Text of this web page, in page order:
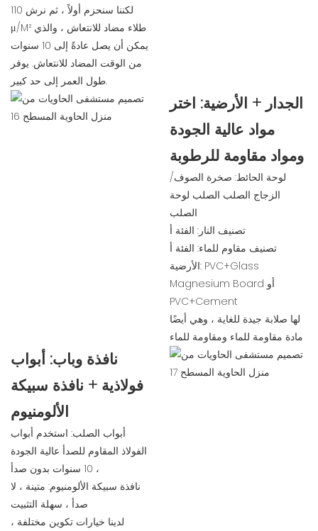
لكننا سنحزم أولاً ، ثم نرش 110
μ/M² طلاء مضاد للانتعاش ، والذي
يمكن أن يصل عادةً إلى 10 سنوات
من الوقت المضاد للانتعاش. يوفر
طول العمر إلى حد كبير.
الجدار + الأرضية: اختر
مواد عالية الجودة
ومواد مقاومة للرطوبة
لوحة الحائط: صخرة الصوف/
الزجاج الصلب الصلب لوحة
الصلب
تصنيف النار: الفئة أ
تصنيف مقاوم للماء: الفئة أ
الأرضية: PVC+Glass
Magnesium Board أو
PVC+Cement
لها صلابة جيدة للغاية ، وهي أيضًا
مادة مقاومة للماء ومقاومة للماء
نافذة وباب: أبواب
فولاذية + نافذة سبيكة
الألومنيوم
أبواب الصلب: استخدم أبواب
الفولاذ المقاوم للصدأ عالية الجودة
، 10 سنوات بدون صدأ
نافذة سبيكة الألومنيوم: متينة ، لا
صدأ ، سهلة التثبيت
لدينا خيارات تكوين مختلفة ،